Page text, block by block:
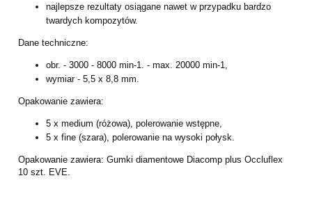
najlepsze rezultaty osiągane nawet w przypadku bardzo
twardych kompozytów.
Dane techniczne:
obr. - 3000 - 8000 min-1. - max. 20000 min-1,
wymiar - 5,5 x 8,8 mm.
Opakowanie zawiera:
5 x medium (różowa), polerowanie wstępne,
5 x fine (szara), polerowanie na wysoki połysk.
Opakowanie zawiera: Gumki diamentowe Diacomp plus Occluflex
10 szt. EVE.